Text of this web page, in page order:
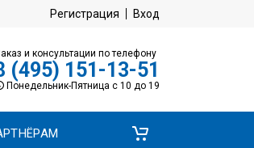
Регистрация Вход
и консультации по телефону
(495) 151-13-51
Понедельник-Пятница с 10 до 19